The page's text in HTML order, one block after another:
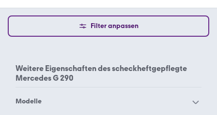
Filter anpassen
Weitere Eigenschaften desscheckheftgepflegte
Mercedes G 290
Modelle